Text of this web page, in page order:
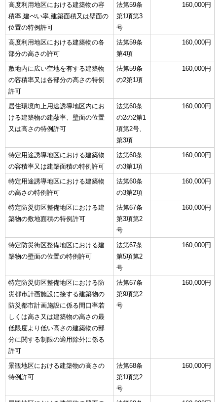
高度利用地区における建築物の容
積率,建ぺい率,建築面積又は壁面の
位置の特例許可
法第59条
第1項第3
号
160,000円
高度利用地区における建築物の各
部分の高さの許可
法第59条
第4項
160,000円
敷地内に広い空地を有する建築物
の容積率又は各部分の高さの特例
許可
法第59条
の2第1項
160,000円
居住環境向上用途誘導地区内にお
ける建築物の建蔽率、壁面の位置
又は高さの特例許可
法第60条
の2の2第1
項第2号、
第3項
160,000円
特定用途誘導地区における建築物
の容積率又は建築面積の特例許可
法第60条
の3第1項
160,000円
特定用途誘導地区における建築物
の高さの特例許可
法第60条
の3第2項
160,000円
特定防災街区整備地区における建
築物の敷地面積の特例許可
法第67条
第3項第2
号
160,000円
特定防災街区整備地区における建
築物の壁面の位置の特例許可
法第67条
第5項第2
号
160,000円
特定防災街区整備地区における防
災都市計画施設に接する建築物の
防災都市計画施設に係る間口率若
しくは高さ又は建築物の高さの最
低限度より低い高さの建築物の部
分に関する制限の適用除外に係る
許可
法第67条
第9項第2
号
160,000円
景観地区における建築物の高さの
特例許可
法第68条
第1項第2
号
160,000円